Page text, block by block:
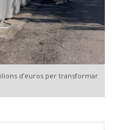
d’euros per transformar